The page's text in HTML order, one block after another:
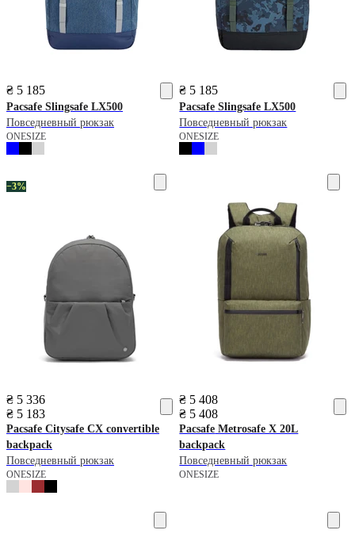
₴ 5 185
Pacsafe Slingsafe LX500
Повседневный рюкзак
ONESIZE
₴ 5 185
Pacsafe Slingsafe LX500
Повседневный рюкзак
ONESIZE
−3%
₴ 5 336
₴ 5 183
Pacsafe Citysafe CX convertible
backpack
Повседневный рюкзак
ONESIZE
₴ 5 408
₴ 5 408
Pacsafe Metrosafe X 20L
backpack
Повседневный рюкзак
ONESIZE